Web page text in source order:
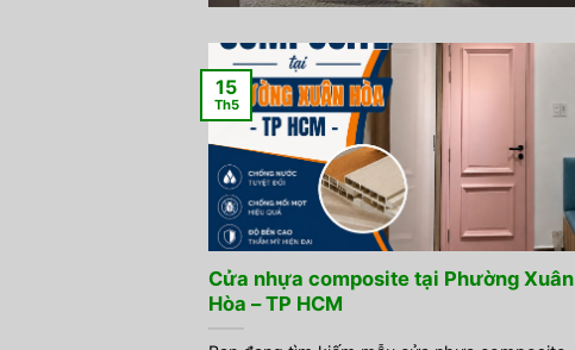
Cửa nhựa composite tại Phường Xuân
Hòa – TP HCM
15
Th5